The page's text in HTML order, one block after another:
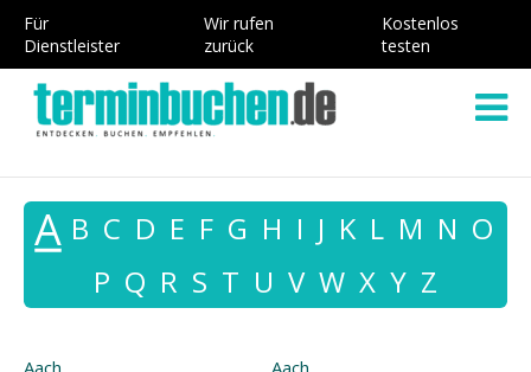
Für
Dienstleister
Wir rufen
zurück
Kostenlos
testen
A B C D E F G H I J K L M N O
P Q R S T U V W X Y Z
Aach
Aach